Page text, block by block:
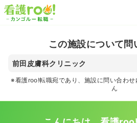
この施設について問
前田皮膚科クリニック
※看護roo!転職宛であり、施設に問い合わ
ん